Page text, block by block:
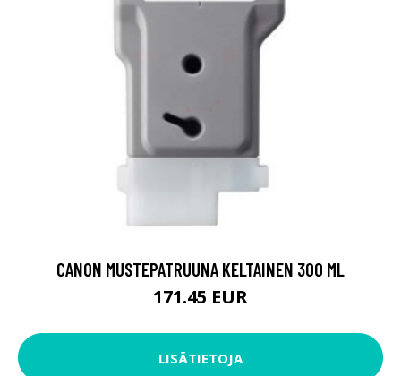
CANON MUSTEPATRUUNA KELTAINEN 300 ML
171.45 EUR
LISÄTIETOJA